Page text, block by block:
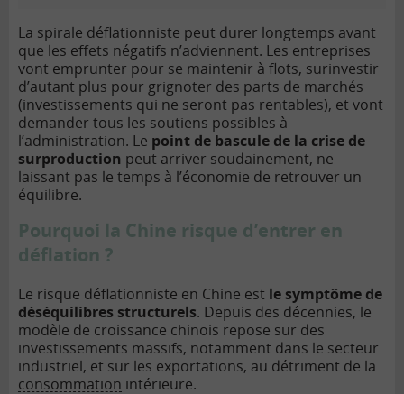
La spirale déflationniste peut durer longtemps avant
que les effets négatifs n’adviennent. Les entreprises
vont emprunter pour se maintenir à flots, surinvestir
d’autant plus pour grignoter des parts de marchés
(investissements qui ne seront pas rentables), et vont
demander tous les soutiens possibles à
l’administration. Le point de bascule de la crise de
surproduction peut arriver soudainement, ne
laissant pas le temps à l’économie de retrouver un
équilibre.
Pourquoi la Chine risque d’entrer en
déflation ?
Le risque déflationniste en Chine est le symptôme de
déséquilibres structurels. Depuis des décennies, le
modèle de croissance chinois repose sur des
investissements massifs, notamment dans le secteur
industriel, et sur les exportations, au détriment de la
consommation intérieure.